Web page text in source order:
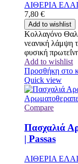
ΑΙΘΕΡΙΑ
7,80 €
Add to wishlist
Κολλαγόνο
νεανική λάμψη
φυσική
Add to wishlist
Προσθήκη στο
Quick view
Compare
Πασχαλιά
| Passas
ΑΙΘΕΡΙΑ